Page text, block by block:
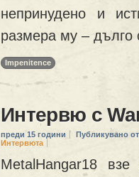
непринудено и
размера му –
Impenitence
Интервю с
преди 15 години Публикувано от
Интервюта
MetalHangar18